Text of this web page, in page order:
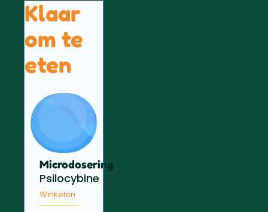
Klaar
om te
eten
Microdosering
Psilocybine
Winkelen